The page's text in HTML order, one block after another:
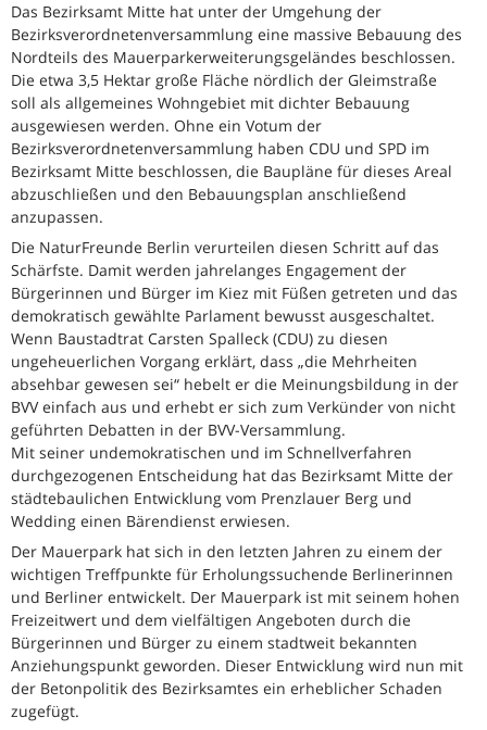
Das Bezirksamt Mitte hat unter der Umgehung der
Bezirksverordnetenversammlung eine massive Bebauung des
Nordteils des Mauerparkerweiterungsgeländes beschlossen.
Die etwa 3,5 Hektar große Fläche nördlich der Gleimstraße
soll als allgemeines Wohngebiet mit dichter Bebauung
ausgewiesen werden. Ohne ein Votum der
Bezirksverordnetenversammlung haben CDU und SPD im
Bezirksamt Mitte beschlossen, die Baupläne für dieses Areal
abzuschließen und den Bebauungsplan anschließend
anzupassen.
Die NaturFreunde Berlin verurteilen diesen Schritt auf das
Schärfste. Damit werden jahrelanges Engagement der
Bürgerinnen und Bürger im Kiez mit Füßen getreten und das
demokratisch gewählte Parlament bewusst ausgeschaltet.
Wenn Baustadtrat Carsten Spalleck (CDU) zu diesen
ungeheuerlichen Vorgang erklärt, dass „die Mehrheiten
absehbar gewesen sei“ hebelt er die Meinungsbildung in der
BVV einfach aus und erhebt er sich zum Verkünder von nicht
geführten Debatten in der BVV-Versammlung.
Mit seiner undemokratischen und im Schnellverfahren
durchgezogenen Entscheidung hat das Bezirksamt Mitte der
städtebaulichen Entwicklung vom Prenzlauer Berg und
Wedding einen Bärendienst erwiesen.
Der Mauerpark hat sich in den letzten Jahren zu einem der
wichtigen Treffpunkte für Erholungssuchende Berlinerinnen
und Berliner entwickelt. Der Mauerpark ist mit seinem hohen
Freizeitwert und dem vielfältigen Angeboten durch die
Bürgerinnen und Bürger zu einem stadtweit bekannten
Anziehungspunkt geworden. Dieser Entwicklung wird nun mit
der Betonpolitik des Bezirksamtes ein erheblicher Schaden
zugefügt.